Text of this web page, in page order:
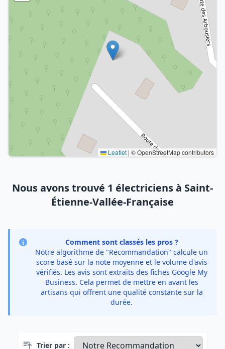
Leaflet | © OpenStreetMap contributors
Nous avons trouvé 1 électriciens à Saint-
Étienne-Vallée-Française
Comment sont classés les pros ?
Notre algorithme de "Recommandation" calcule un
score basé sur la note moyenne et le volume d'avis
vérifiés. Les avis sont extraits des fiches Google My
Business. Cela permet de mettre en avant les
artisans qui offrent une qualité constante sur la
durée.
Trier par :